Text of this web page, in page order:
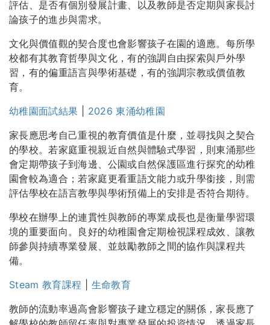
評估、是否有個別發展計畫、以及教師是否定期與家長討
論孩子的進步與需求。
文化與價值觀的契合度也會影響孩子在園的適應。每所學
校都有其教育哲學與文化，有的強調自由探索與戶外學
習，有的偏重語言與學術基礎，有的強調宗教或價值教
育。
幼稚園面試結果
2026 東涌幼稚園
家長應思考自己重視的教育價值是什麼，並尋找與之契合
的學校。若家庭重視親近自然與體驗式學習，則東涌那些
會定期帶孩子到海邊、公園或自然保護區進行探究的幼稚
園會較為適合；若家庭更看重語文能力或升學銜接，則需
評估學校在語言教學與學術預備上的安排是否符合期待。
學校在辦學上的連貫性與教師的專業成長也是衡量學習環
境的重要面向。良好的幼稚園會定期檢視課程成效、讓教
師參與持續專業發展、並鼓勵教師之間的協作與課程共
備。
Steam 教育課程
生命教育
教師的流動率過高會影響孩子建立穩定的關係，家長應了